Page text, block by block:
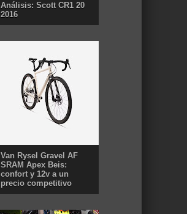
Análisis: Scott CR1 20
2016
Van Rysel Gravel AF
SRAM Apex Beis:
confort y 12v a un
precio competitivo